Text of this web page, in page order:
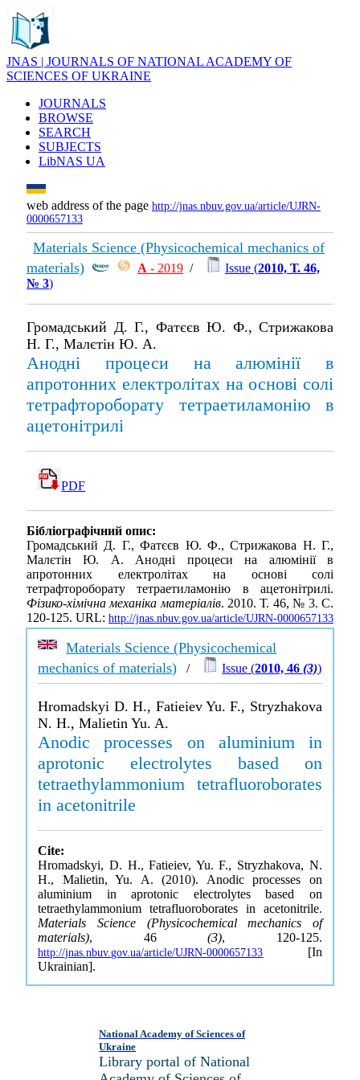
JNAS | JOURNALS OF NATIONAL ACADEMY OF
SCIENCES OF UKRAINE
JOURNALS
BROWSE
SEARCH
SUBJECTS
LibNAS UA
web address of the page http://jnas.nbuv.gov.ua/article/UJRN-
0000657133
Materials Science (Physicochemical mechanics of
materials)
А - 2019 / Issue (2010, Т. 46,
№ 3)
Громадський Д. Г., Фатєєв Ю. Ф., Стрижакова
Н. Г., Малєтін Ю. А.
Анодні процеси на алюмінії в
апротонних електролітах на основі солі
тетрафтороборату тетраетиламонію в
ацетонітрилі
PDF
Бібліографічний опис:
Громадський Д. Г., Фатєєв Ю. Ф., Стрижакова Н. Г.,
Малєтін Ю. А. Анодні процеси на алюмінії в
апротонних електролітах на основі солі
тетрафтороборату тетраетиламонію в ацетонітрилі.
Фізико-хімічна механіка матеріалів. 2010. Т. 46, № 3. С.
120-125. URL: http://jnas.nbuv.gov.ua/article/UJRN-0000657133
Materials Science (Physicochemical
mechanics of materials) / Issue (2010, 46(3))
Hromadskyi D. H., Fatieiev Yu. F., Stryzhakova
N. H., Malietin Yu. A.
Anodic processes on aluminium in
aprotonic electrolytes based on
tetraethylammonium tetrafluoroborates
in acetonitrile
Cite:
Hromadskyi, D. H., Fatieiev, Yu. F., Stryzhakova, N.
H., Malietin, Yu. A. (2010). Anodic processes on
aluminium in aprotonic electrolytes based on
tetraethylammonium tetrafluoroborates in acetonitrile.
Materials Science (Physicochemical mechanics of
materials), 46(3), 120-125.
http://jnas.nbuv.gov.ua/article/UJRN-0000657133 [In
Ukrainian].
National Academy of Sciences of
Ukraine
Library portal of National